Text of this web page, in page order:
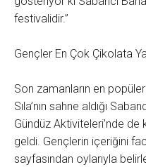
festivalidir.”
Gençler En Çok Çikolata
Son zamanların en
Sıla’nın sahne aldığı
Gündüz Aktiviteleri’nde
geldi. Gençlerin içeriğini
sayfasından oylarıyla